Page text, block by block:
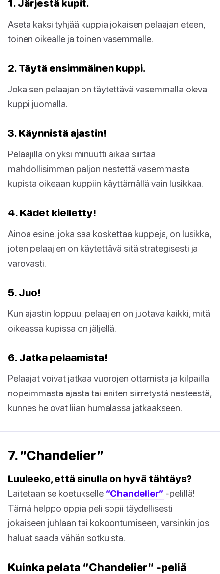
1. Järjestä kupit.
Aseta kaksi tyhjää kuppia jokaisen pelaajan eteen,
toinen oikealle ja toinen vasemmalle.
2. Täytä ensimmäinen kuppi.
Jokaisen pelaajan on täytettävä vasemmalla oleva
kuppi juomalla.
3. Käynnistä ajastin!
Pelaajilla on yksi minuutti aikaa siirtää
mahdollisimman paljon nestettä vasemmasta
kupista oikeaan kuppiin käyttämällä vain lusikkaa.
4. Kädet kielletty!
Ainoa esine, joka saa koskettaa kuppeja, on lusikka,
joten pelaajien on käytettävä sitä strategisesti ja
varovasti.
5. Juo!
Kun ajastin loppuu, pelaajien on juotava kaikki, mitä
oikeassa kupissa on jäljellä.
6. Jatka pelaamista!
Pelaajat voivat jatkaa vuorojen ottamista ja kilpailla
nopeimmasta ajasta tai eniten siirretystä nesteestä,
kunnes he ovat liian humalassa jatkaakseen.
7. “Chandelier”
Luuleeko, että sinulla on hyvä tähtäys?
Laitetaan se koetukselle “Chandelier” -pelillä!
Tämä helppo oppia peli sopii täydellisesti
jokaiseen juhlaan tai kokoontumiseen, varsinkin jos
haluat saada vähän sotkuista.
Kuinka pelata “Chandelier” -peliä